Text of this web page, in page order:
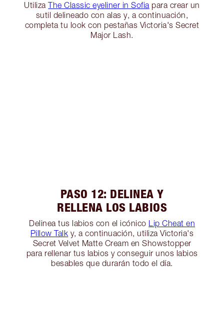
UtilizaThe Classic eyeliner in Sofia para crear un
sutil delineado con alas y, a continuación,
completa tu look con pestañas Victoria's Secret
Major Lash.
PASO 12: DELINEA Y
RELLENA LOS LABIOS
Delinea tus labios con el icónico Lip Cheat en
Pillow Talk y, a continuación, utiliza Victoria's
Secret Velvet Matte Cream en Showstopper
para rellenar tus labios y conseguir unos labios
besables que durarán todo el día.